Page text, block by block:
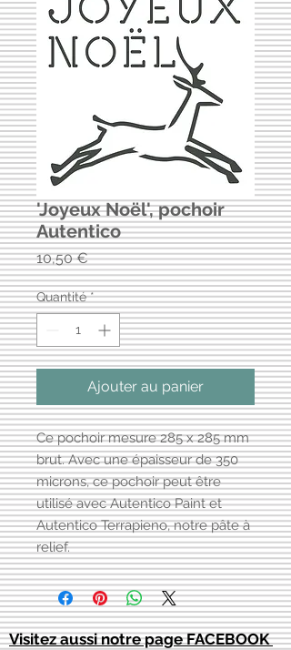
'Joyeux Noël', pochoir
Autentico
10,50 €Prix
Quantité *
Ajouter au panier
Ce pochoir mesure 285 x 285 mm
brut. Avec une épaisseur de 350
microns, ce pochoir peut être
utilisé avec Autentico Paint et
Autentico Terrapieno, notre pâte à
relief.
Visitez aussi notre page FACEBOOK